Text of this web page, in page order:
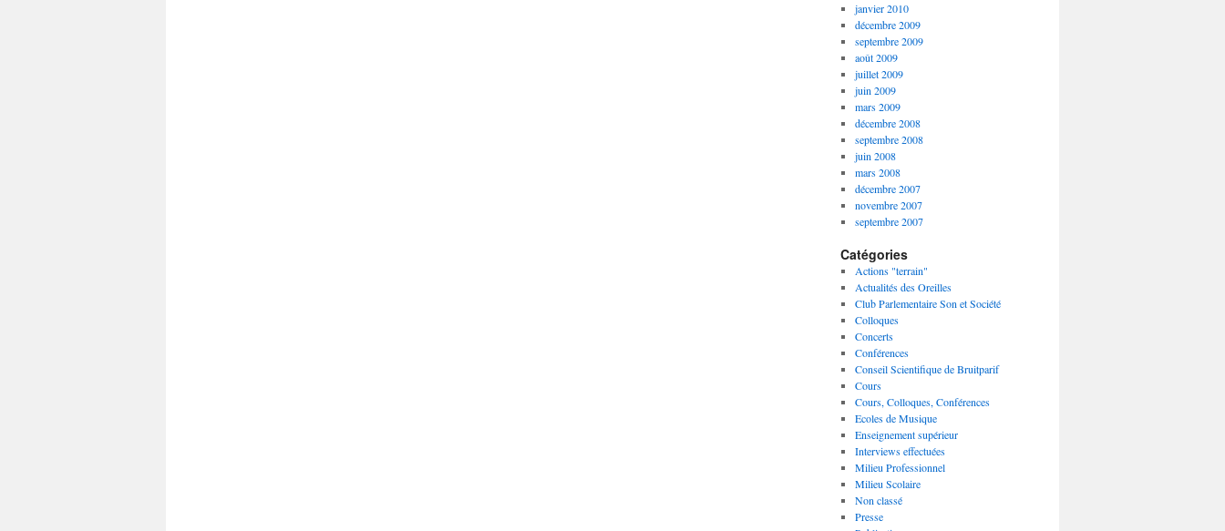
janvier 2010
décembre 2009
septembre 2009
août 2009
juillet 2009
juin 2009
mars 2009
décembre 2008
septembre 2008
juin 2008
mars 2008
décembre 2007
novembre 2007
septembre 2007
Catégories
Actions "terrain"
Actualités des Oreilles
Club Parlementaire Son et Société
Colloques
Concerts
Conférences
Conseil Scientifique de Bruitparif
Cours
Cours, Colloques, Conférences
Ecoles de Musique
Enseignement supérieur
Interviews effectuées
Milieu Professionnel
Milieu Scolaire
Non classé
Presse